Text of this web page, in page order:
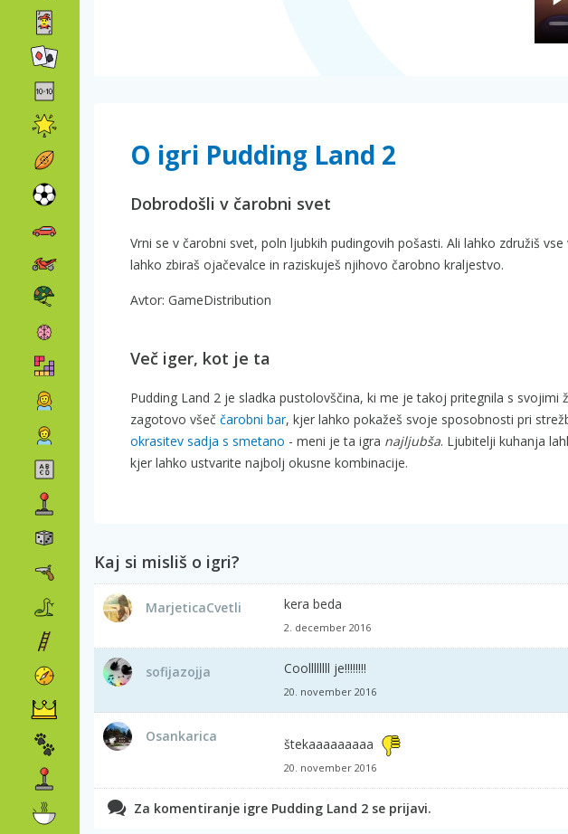
O igri Pudding Land 2
Dobrodošli v čarobni svet
Vrni se v čarobni svet, poln ljubkih pudingovih pošasti. Ali lahko združiš
lahko zbiraš ojačevalce in raziskuješ njihovo čarobno kraljestvo.
Avtor: GameDistribution
Več iger, kot je ta
Pudding Land 2 je sladka pustolovščina, ki me je takoj pritegnila s svojimi
zagotovo všeč čarobni bar, kjer lahko pokažeš svoje sposobnosti pri
okrasitev sadja s smetano - meni je ta igra najljubša. Ljubitelji kuhanja
kjer lahko ustvarite najbolj okusne kombinacije.
Kaj si misliš o igri?
MarjeticaCvetli kera beda
2. december 2016
sofijazojja Coollllllll je!!!!!!!!
20. november 2016
Osankarica štekaaaaaaaaa
20. november 2016
Za komentiranje igre Pudding Land 2 se prijavi.